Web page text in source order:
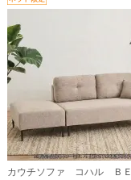
カウチソファ コハル ＢＥ